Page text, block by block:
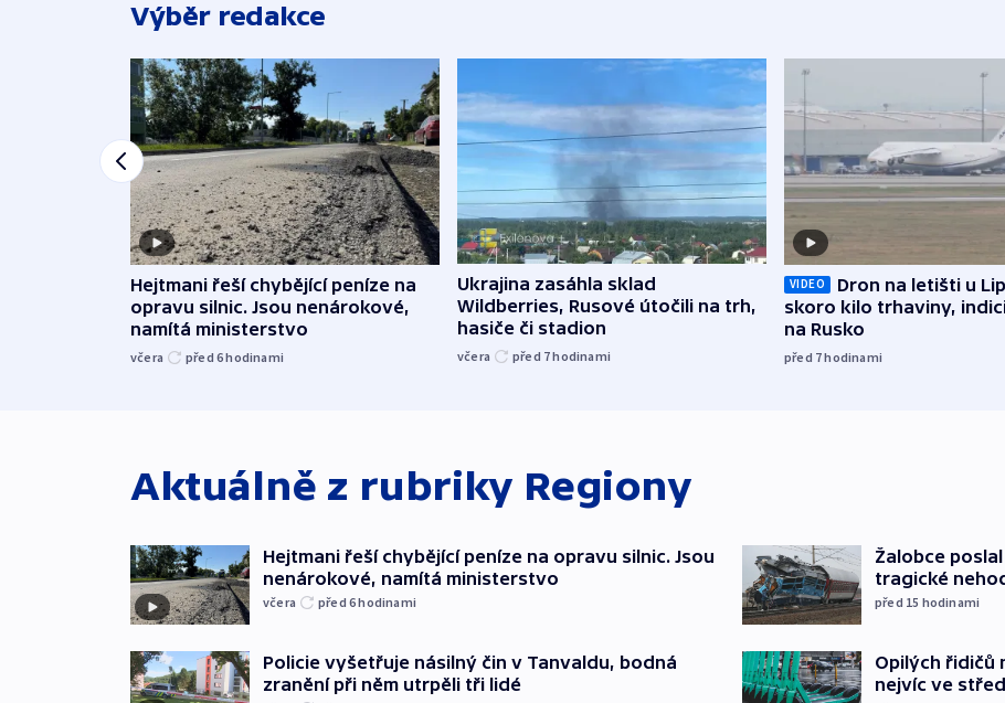
Výběr redakce
Hejtmani řeší chybějící peníze na
opravu silnic. Jsou nenárokové,
namítá ministerstvo
včera před 6hodinami
Ukrajina zasáhla sklad
Wildberries, Rusové útočili na trh,
hasiče či stadion
včera před 7hodinami
VIDEO
Dron na letišti u
skoro kilo trhaviny,
na Rusko
před 7hodinami
Aktuálně z rubriky Regiony
Hejtmani řeší chybějící peníze na opravu silnic. Jsou
nenárokové, namítá ministerstvo
včera před 6hodinami
Policie vyšetřuje násilný čin v Tanvaldu, bodná
zranění při něm utrpěli tři lidé
Žalobce
tragické
před 15 hodinami
Opilých řidičů
nejvíc ve